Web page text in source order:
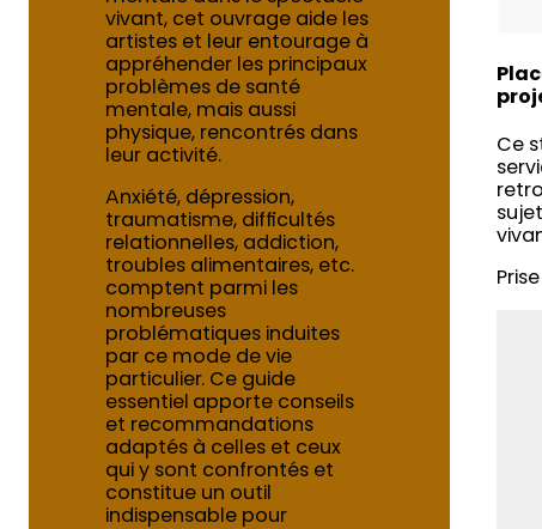
vivant, cet ouvrage aide les
artistes et leur entourage à
appréhender les principaux
problèmes de santé
mentale, mais aussi
physique, rencontrés dans
leur activité.
Anxiété, dépression,
traumatisme, difficultés
relationnelles, addiction,
troubles alimentaires, etc.
comptent parmi les
nombreuses
problématiques induites
par ce mode de vie
particulier. Ce guide
essentiel apporte conseils
et recommandations
adaptés à celles et ceux
qui y sont confrontés et
constitue un outil
indispensable pour
Ce